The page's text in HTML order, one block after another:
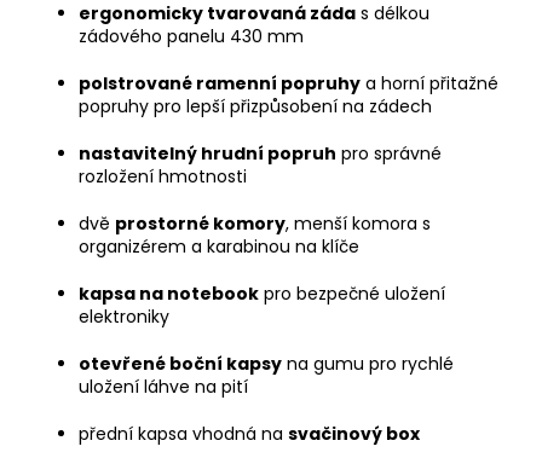
ergonomicky tvarovaná záda s délkou
zádového panelu 430 mm
polstrované ramenní popruhy a horní přitažné
popruhy pro lepší přizpůsobení na zádech
nastavitelný hrudní popruh pro správné
rozložení hmotnosti
dvě prostorné komory, menší komora s
organizérem a karabinou na klíče
kapsa na notebook pro bezpečné uložení
elektroniky
otevřené boční kapsy na gumu pro rychlé
uložení láhve na pití
přední kapsa vhodná na svačinový box